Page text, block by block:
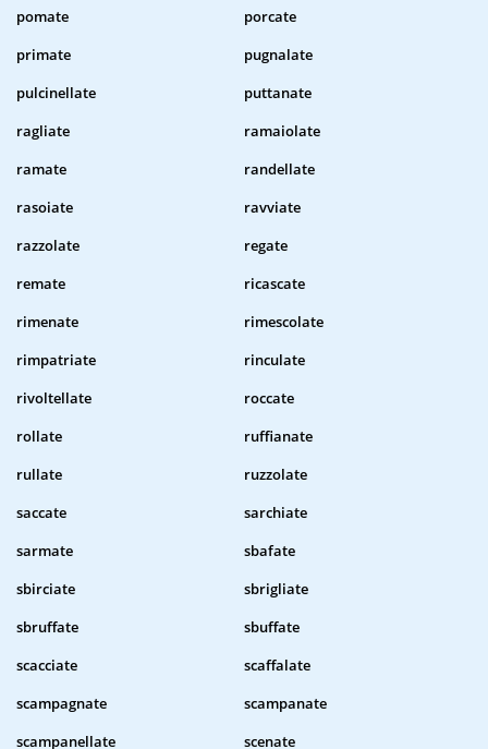
pomate
porcate
primate
pugnalate
pulcinellate
puttanate
ragliate
ramaiolate
ramate
randellate
rasoiate
ravviate
razzolate
regate
remate
ricascate
rimenate
rimescolate
rimpatriate
rinculate
rivoltellate
roccate
rollate
ruffianate
rullate
ruzzolate
saccate
sarchiate
sarmate
sbafate
sbirciate
sbrigliate
sbruffate
sbuffate
scacciate
scaffalate
scampagnate
scampanate
scampanellate
scenate